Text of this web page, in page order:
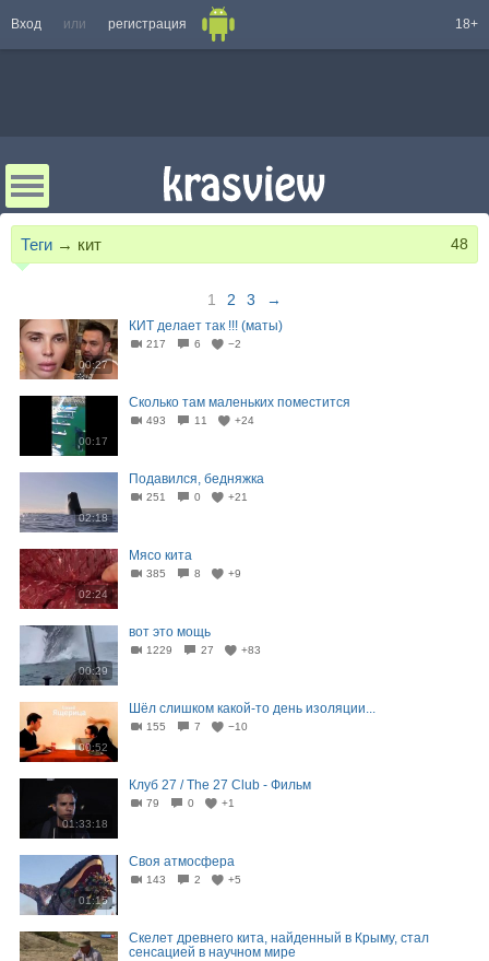
Вход или регистрация 18+
Теги → кит 48
1 2 3 →
00:27
КИТ делает так !!! (маты)
217 6 −2
00:17
Сколько там маленьких поместится
493 11 +24
02:18
Подавился, бедняжка
251 0 +21
02:24
Мясо кита
385 8 +9
00:29
вот это мощь
1229 27 +83
00:52
Шёл слишком какой-то день изоляции...
155 7 −10
01:33:18
Клуб 27 / The 27 Club - Фильм
79 0 +1
01:15
Своя атмосфера
143 2 +5
Скелет древнего кита, найденный в Крыму, стал
сенсацией в научном мире